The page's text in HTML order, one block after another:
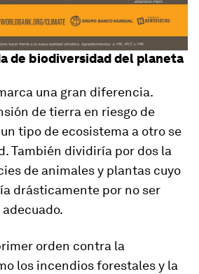
de biodiversidad del planeta
una gran diferencia.
de tierra en riesgo de
tipo de ecosistema a otro se
También dividiría por dos la
de animales y plantas cuyo
drásticamente por no ser
orden contra la
los incendios forestales y la